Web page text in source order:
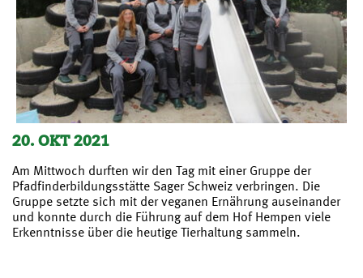
20. OKT 2021
Am Mittwoch durften wir den Tag mit einer Gruppe der
Pfadfinderbildungsstätte Sager Schweiz verbringen. Die
Gruppe setzte sich mit der veganen Ernährung auseinander
und konnte durch die Führung auf dem Hof Hempen viele
Erkenntnisse über die heutige Tierhaltung sammeln.